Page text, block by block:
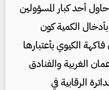
أحد كبار المسؤولين
الكمية كون
فاكهة الكيوي بأعتبارها
الغربية والفنادق
الرقابية في